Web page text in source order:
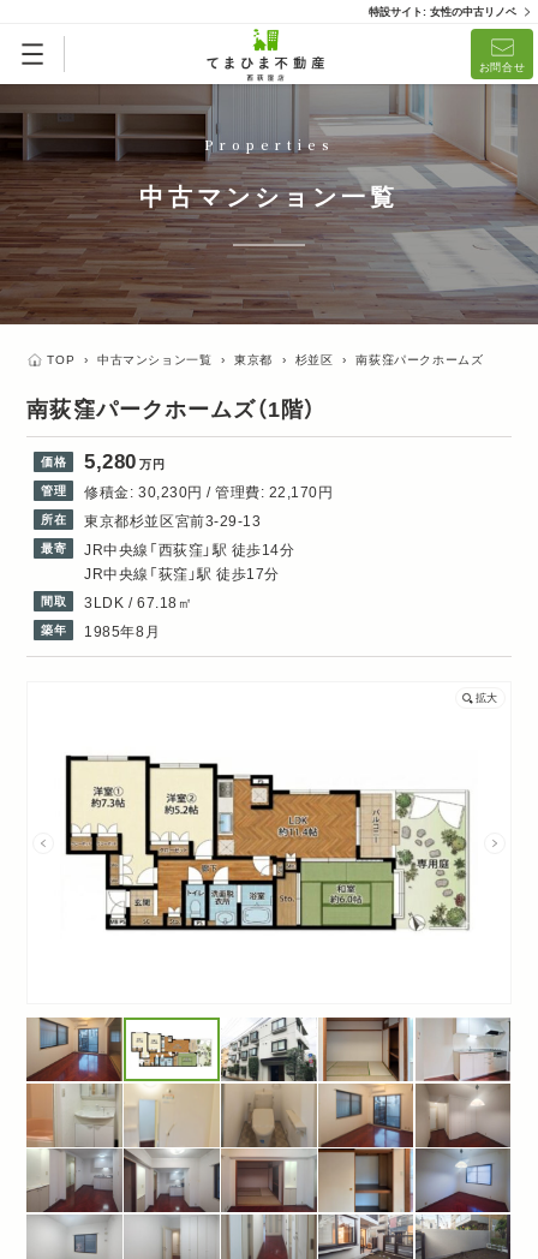
特設サイト: 女性の中古リノベ
お問合せ
Properties
中古マンション一覧
TOP › 中古マンション一覧 › 東京都 › 杉並区 › 南荻窪パークホームズ
南荻窪パークホームズ（1階）
価格 5,280 万円
管理
修積金: 30,230円 / 管理費: 22,170円
所在 東京都杉並区宮前3-29-13
最寄
JR中央線「西荻窪」駅 徒歩14分
JR中央線「荻窪」駅 徒歩17分
間取 3LDK / 67.18㎡
築年 1985年8月
拡大